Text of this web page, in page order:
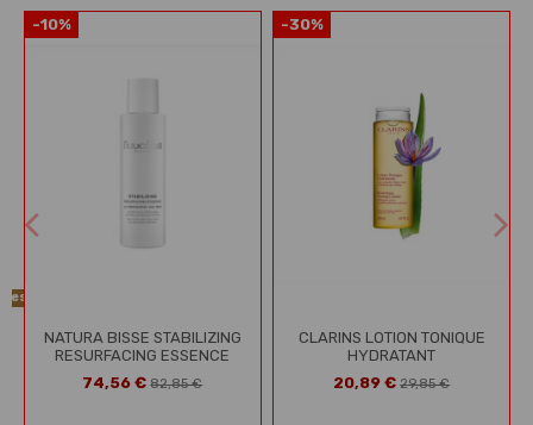
-10%
NATURA BISSE STABILIZING
RESURFACING ESSENCE
74,56 € 82,85 €
-30%
CLARINS LOTION TONIQUE
HYDRATANT
20,89 € 29,85 €